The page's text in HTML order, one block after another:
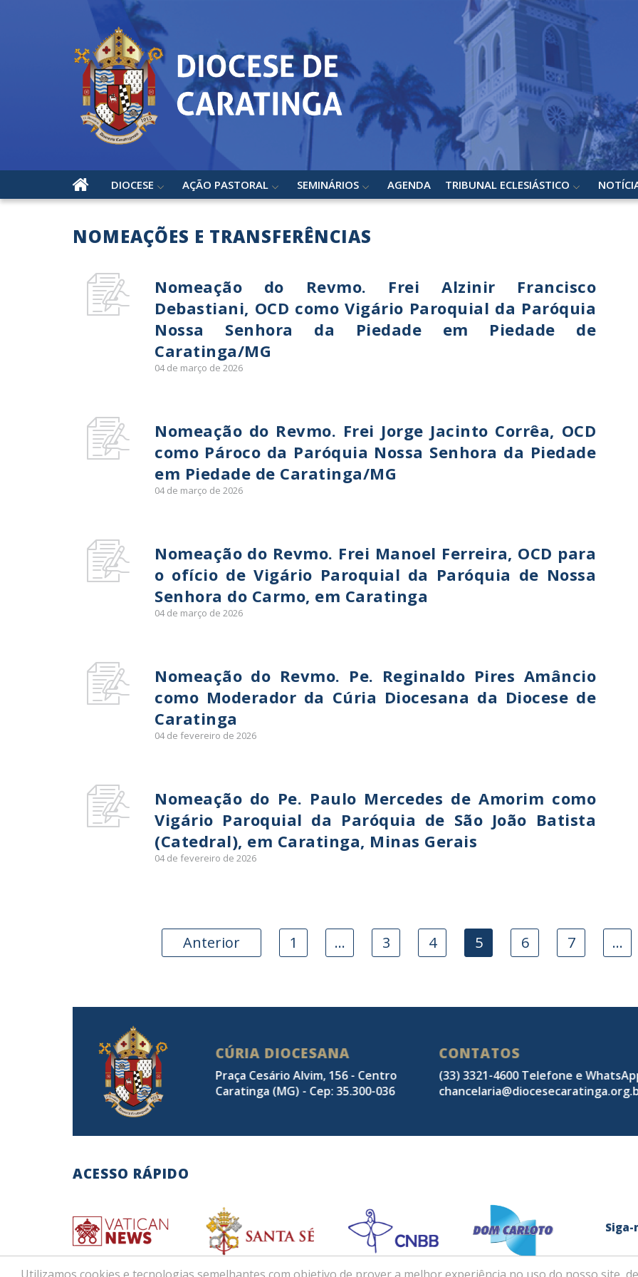
DIOCESE AÇÃO PASTORAL SEMINÁRIOS AGENDA TRIBUNAL ECLESIÁSTICO
NOMEAÇÕES E TRANSFERÊNCIAS
Nomeação do Revmo. Frei Alzinir Francisco
Debastiani, OCD como Vigário Paroquial da Paróquia
Nossa Senhora da Piedade em Piedade de
Caratinga/MG
04 de março de 2026
Nomeação do Revmo. Frei Jorge Jacinto Corrêa, OCD
como Pároco da Paróquia Nossa Senhora da Piedade
em Piedade de Caratinga/MG
04 de março de 2026
Nomeação do Revmo. Frei Manoel Ferreira, OCD para
o ofício de Vigário Paroquial da Paróquia de Nossa
Senhora do Carmo, em Caratinga
04 de março de 2026
Nomeação do Revmo. Pe. Reginaldo Pires Amâncio
como Moderador da Cúria Diocesana da Diocese de
Caratinga
04 de fevereiro de 2026
Nomeação do Pe. Paulo Mercedes de Amorim como
Vigário Paroquial da Paróquia de São João Batista
(Catedral), em Caratinga, Minas Gerais
04 de fevereiro de 2026
Anterior 1 … 3 4 5 6 7 …
CÚRIA DIOCESANA
Praça Cesário Alvim, 156 - Centro
Caratinga (MG) - Cep: 35.300-036
CONTATOS
(33) 3321-4600 Telefone e
ACESSO RÁPIDO